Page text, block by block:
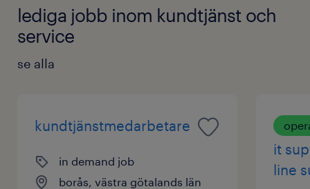
lediga jobb inom kundtjänst och
service
se alla
kundtjänstmedarbetare
in demand job
borås, västra götalands län
it
line